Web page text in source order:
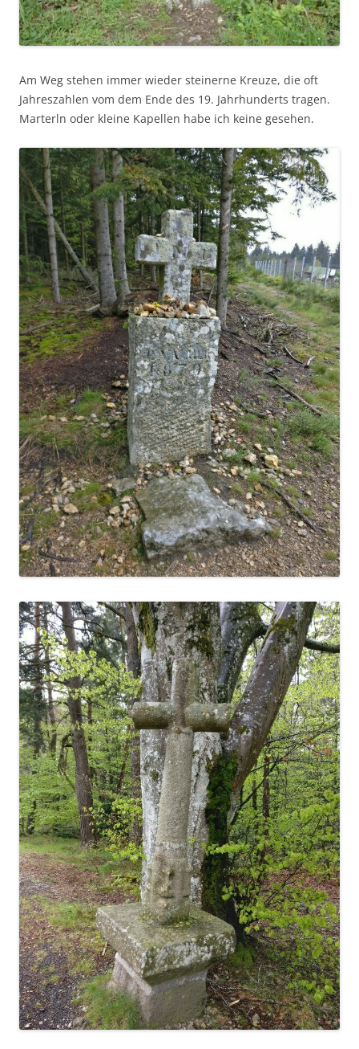
Am Weg stehen immer wieder steinerne Kreuze, die oft
Jahreszahlen vom dem Ende des 19. Jahrhunderts tragen.
Marterln oder kleine Kapellen habe ich keine gesehen.